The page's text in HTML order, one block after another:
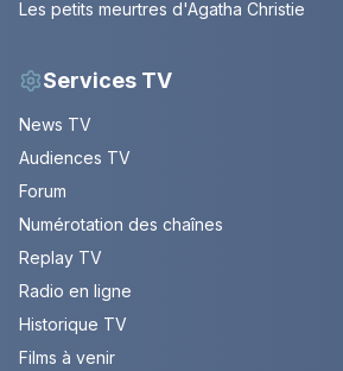
Les petits meurtres d'Agatha Christie
Services TV
News TV
Audiences TV
Forum
Numérotation des chaînes
Replay TV
Radio en ligne
Historique TV
Films à venir